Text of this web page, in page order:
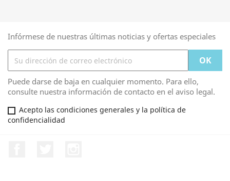
Infórmese de nuestras últimas noticias y ofertas especiales
Puede darse de baja en cualquier momento. Para ello,
consulte nuestra información de contacto en el aviso legal.
Acepto las condiciones generales y la política de
confidencialidad